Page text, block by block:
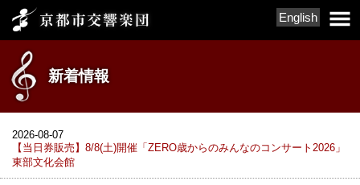
English
新着情報
2026-08-07
【当日券販売】8/8(土)開催「ZERO歳からのみんなのコンサート2026」
東部文化会館